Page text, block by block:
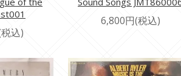
込)
6,800円(税込)